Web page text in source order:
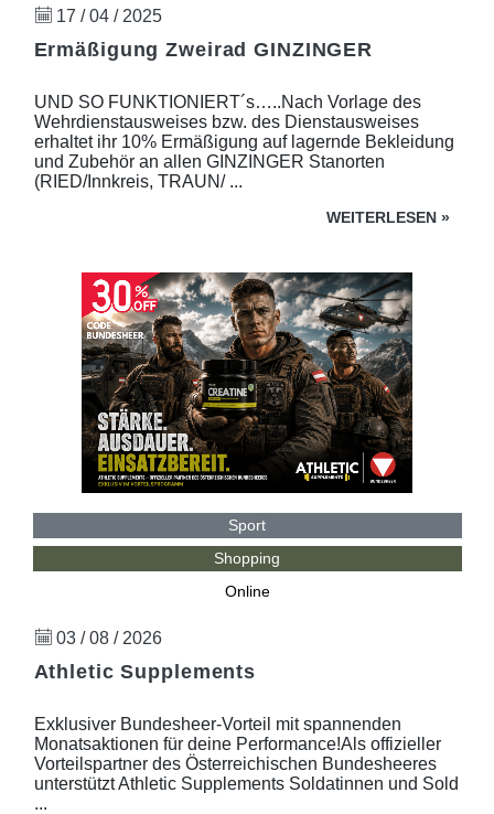
17 / 04 / 2025
Ermäßigung Zweirad GINZINGER
UND SO FUNKTIONIERT´s…..Nach Vorlage des
Wehrdienstausweises bzw. des Dienstausweises
erhaltet ihr 10% Ermäßigung auf lagernde Bekleidung
und Zubehör an allen GINZINGER Stanorten
(RIED/Innkreis, TRAUN/ ...
WEITERLESEN »
Sport
Shopping
Online
03 / 08 / 2026
Athletic Supplements
Exklusiver Bundesheer-Vorteil mit spannenden
Monatsaktionen für deine Performance!Als offizieller
Vorteilspartner des Österreichischen Bundesheeres
unterstützt Athletic Supplements Soldatinnen und Sold
...